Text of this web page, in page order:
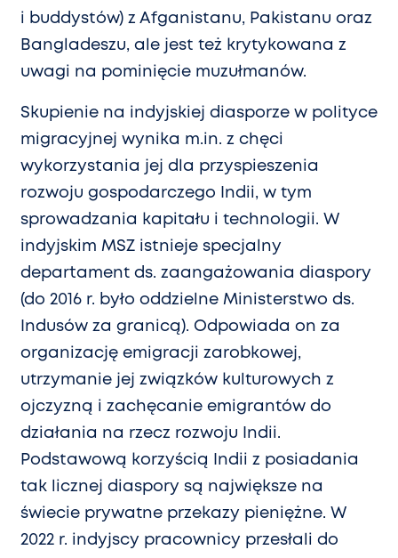
i buddystów) z Afganistanu, Pakistanu oraz
Bangladeszu, ale jest też krytykowana z
uwagi na pominięcie muzułmanów.
Skupienie na indyjskiej diasporze w polityce
migracyjnej wynika m.in. z chęci
wykorzystania jej dla przyspieszenia
rozwoju gospodarczego Indii, w tym
sprowadzania kapitału i technologii. W
indyjskim MSZ istnieje specjalny
departament ds. zaangażowania diaspory
(do 2016 r. było oddzielne Ministerstwo ds.
Indusów za granicą). Odpowiada on za
organizację emigracji zarobkowej,
utrzymanie jej związków kulturowych z
ojczyzną i zachęcanie emigrantów do
działania na rzecz rozwoju Indii.
Podstawową korzyścią Indii z posiadania
tak licznej diaspory są największe na
świecie prywatne przekazy pieniężne. W
2022 r. indyjscy pracownicy przesłali do